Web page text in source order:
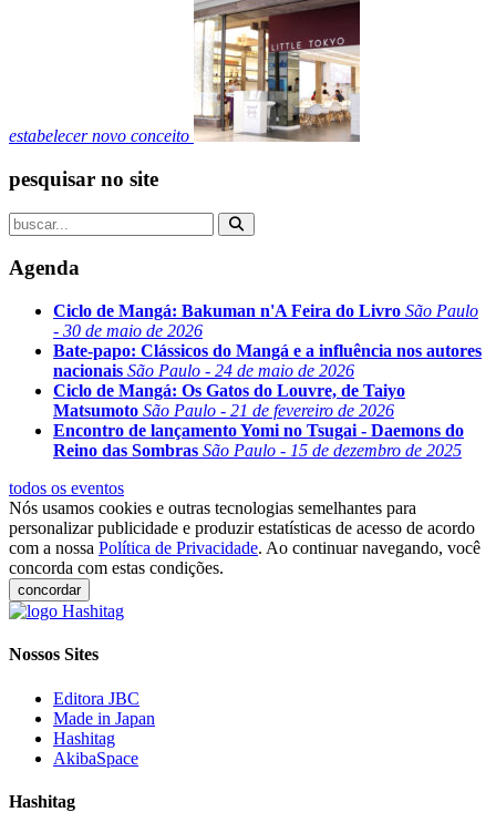
estabelecer novo conceito
pesquisar no site
Agenda
Ciclo de Mangá: Bakuman n'A Feira do Livro São Paulo
- 30 de maio de 2026
Bate-papo: Clássicos do Mangá e a influência nos autores
nacionais São Paulo - 24 de maio de 2026
Ciclo de Mangá: Os Gatos do Louvre, de Taiyo
Matsumoto São Paulo - 21 de fevereiro de 2026
Encontro de lançamento Yomi no Tsugai - Daemons do
Reino das Sombras São Paulo - 15 de dezembro de 2025
todos os eventos
Nós usamos cookies e outras tecnologias semelhantes para
personalizar publicidade e produzir estatísticas de acesso de acordo
com a nossa Política de Privacidade. Ao continuar navegando, você
concorda com estas condições.
concordar
Nossos Sites
Editora JBC
Made in Japan
Hashitag
AkibaSpace
Hashitag